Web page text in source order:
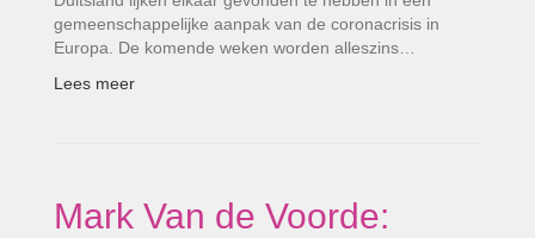
gemeenschappelijke aanpak van de coronacrisis in
Europa. De komende weken worden alleszins…
Lees meer
Mark Van de Voorde: